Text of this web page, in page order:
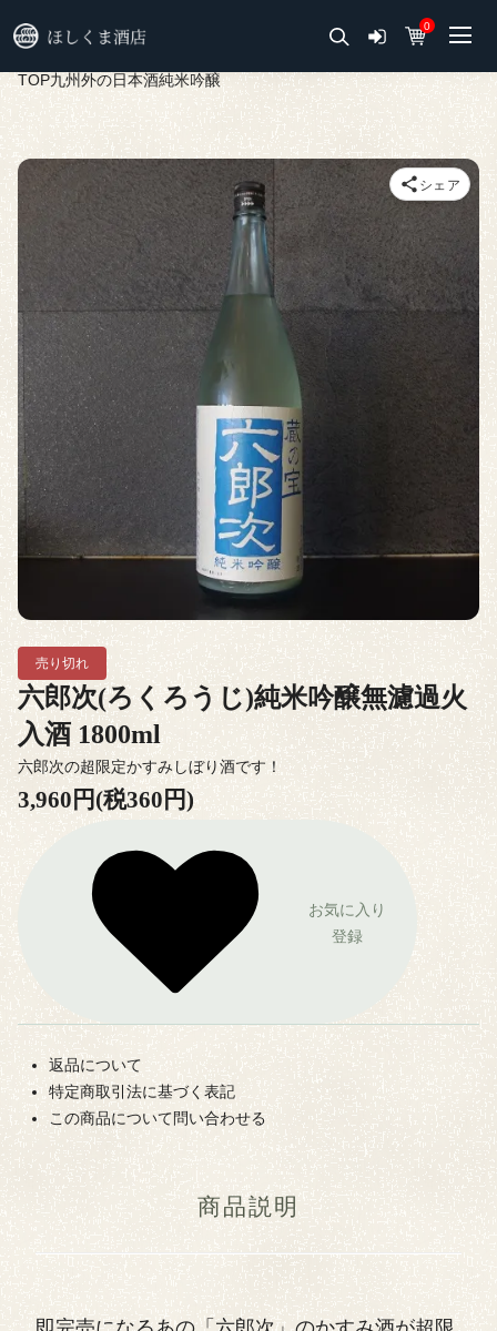
0
TOP九州外の日本酒純米吟醸
売り切れ
六郎次(ろくろうじ)純米吟醸無濾過火
入酒 1800ml
六郎次の超限定かすみしぼり酒です！
3,960円(税360円)
お気に入り
登録
返品について
特定商取引法に基づく表記
この商品について問い合わせる
シェア
商品説明